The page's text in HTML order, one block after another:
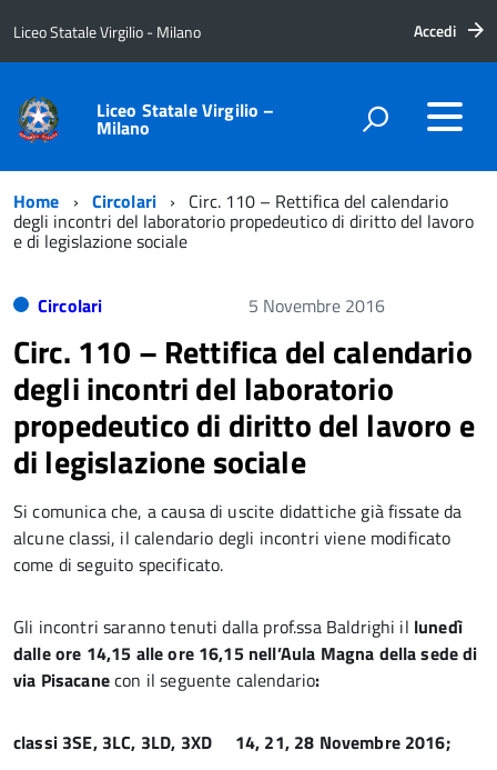
Liceo Statale Virgilio - Milano Accedi
Liceo Statale Virgilio –
Milano
Home Circolari Circ. 110 – Rettifica del calendario
degli incontri del laboratorio propedeutico di diritto del lavoro
e di legislazione sociale
Circolari 5 Novembre 2016
Circ. 110 – Rettifica del calendario
degli incontri del laboratorio
propedeutico di diritto del lavoro e
di legislazione sociale
Si comunica che, a causa di uscite didattiche già fissate da
alcune classi, il calendario degli incontri viene modificato
come di seguito specificato.
Gli incontri saranno tenuti dalla prof.ssa Baldrighi il lunedì
dalle ore 14,15 alle ore 16,15 nell’Aula Magna della sede di
via Pisacanecon il seguente calendario:
classi 3SE, 3LC, 3LD, 3XD 14, 21, 28 Novembre 2016;